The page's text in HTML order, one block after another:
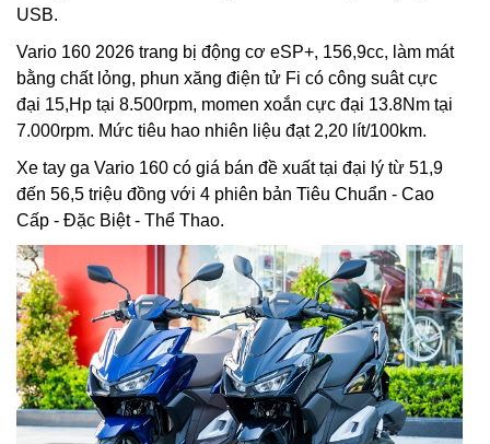
USB.
Vario 160 2026 trang bị động cơ eSP+, 156,9cc, làm mát
bằng chất lỏng, phun xăng điện tử Fi có công suât cực
đại 15,Hp tại 8.500rpm, momen xoắn cực đại 13.8Nm tại
7.000rpm. Mức tiêu hao nhiên liệu đạt 2,20 lít/100km.
Xe tay ga Vario 160 có giá bán đề xuất tại đại lý từ 51,9
đến 56,5 triệu đồng với 4 phiên bản Tiêu Chuẩn - Cao
Cấp - Đặc Biệt - Thể Thao.